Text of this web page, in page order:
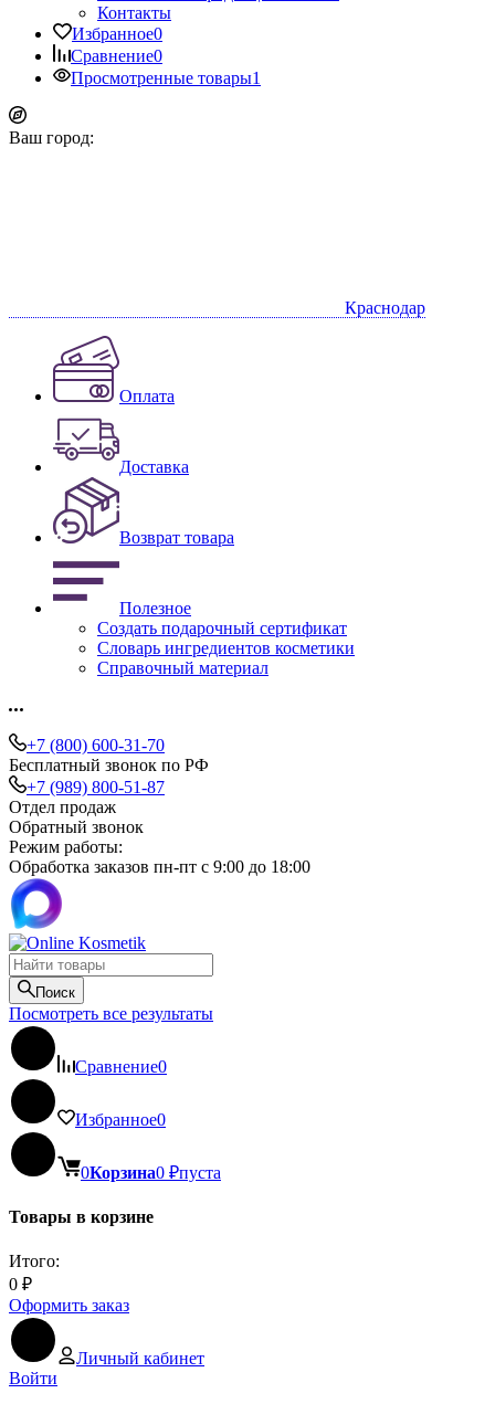
Контакты
Избранное0
Сравнение0
Просмотренные товары1
Ваш город:
Краснодар
Оплата
Доставка
Возврат товара
Полезное
Создать подарочный сертификат
Словарь ингредиентов косметики
Справочный материал
+7 (800) 600-31-70
Бесплатный звонок по РФ
+7 (989) 800-51-87
Отдел продаж
Обратный звонок
Режим работы:
Обработка заказов пн-пт с 9:00 до 18:00
Поиск
Посмотреть все результаты
Сравнение0
Избранное0
0Корзина0 ₽пуста
Товары в корзине
Итого:
0 ₽
Оформить заказ
Личный кабинет
Войти